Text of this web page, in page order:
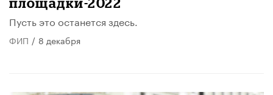
Пусть это останется здесь.
ФИП / 8 декабря